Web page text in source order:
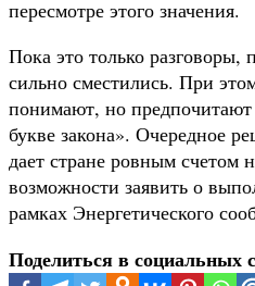
пересмотре этого значения.
Пока это только
сильно сместились. При
понимают, но предпочитают
букве закона». Очередное
дает стране ровным счетом
возможности заявить о
рамках Энергетического
Поделиться в социальных